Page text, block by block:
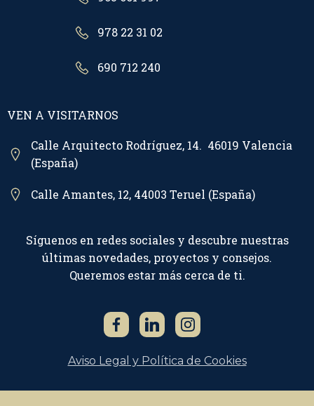
978 22 31 02
690 712 240
VEN A VISITARNOS
Calle Arquitecto Rodríguez, 14. 46019 Valencia
(España)
Calle Amantes, 12, 44003 Teruel (España)
Síguenos en redes sociales y descubre nuestras
últimas novedades, proyectos y consejos.
Queremos estar más cerca de ti.
Aviso Legal y Política de Cookies